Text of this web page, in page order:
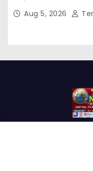
Aug 5, 2026